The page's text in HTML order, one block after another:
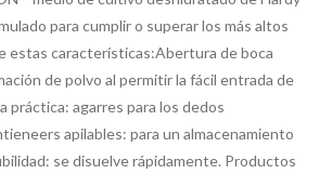
para cumplir o superar los más altos
estas características:Abertura de boca
de polvo al permitir la fácil entrada de
práctica: agarres para los dedos
apilables: para un almacenamiento
se disuelve rápidamente. Productos